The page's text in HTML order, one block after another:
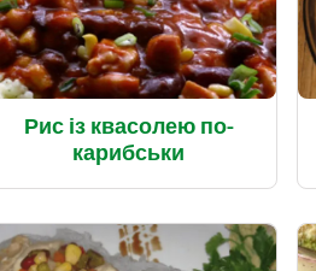
Рис із квасолею по-
карибськи